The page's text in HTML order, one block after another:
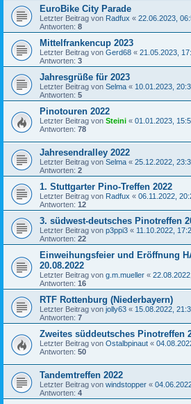
EuroBike City Parade
Letzter Beitrag von Radfux « 22.06.2023,
Antworten: 8
Mittelfrankencup 2023
Letzter Beitrag von Gerd68 « 21.05.2023,
Antworten: 3
Jahresgrüße für 2023
Letzter Beitrag von Selma « 10.01.2023,
Antworten: 5
Pinotouren 2022
Letzter Beitrag von Steini « 01.01.2023,
Antworten: 78
Jahresendralley 2022
Letzter Beitrag von Selma « 25.12.2022,
Antworten: 2
1. Stuttgarter Pino-Treffen 2022
Letzter Beitrag von Radfux « 06.11.2022,
Antworten: 12
3. südwest-deutsches Pinotreffen
Letzter Beitrag von p3ppi3 « 11.10.2022,
Antworten: 22
Einweihungsfeier und Eröffnung
20.08.2022
Letzter Beitrag von g.m.mueller «
Antworten: 16
RTF Rottenburg (Niederbayern)
Letzter Beitrag von jolly63 « 15.08.2022,
Antworten: 7
Zweites süddeutsches Pinotreffen
Letzter Beitrag von Ostalbpinaut «
Antworten: 50
Tandemtreffen 2022
Letzter Beitrag von windstopper «
Antworten: 4